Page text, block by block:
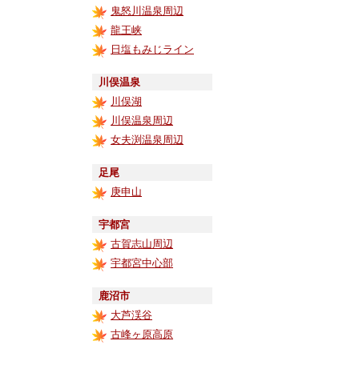
鬼怒川温泉周辺
龍王峡
日塩もみじライン
川俣温泉
川俣湖
川俣温泉周辺
女夫渕温泉周辺
足尾
庚申山
宇都宮
古賀志山周辺
宇都宮中心部
鹿沼市
大芦渓谷
古峰ヶ原高原